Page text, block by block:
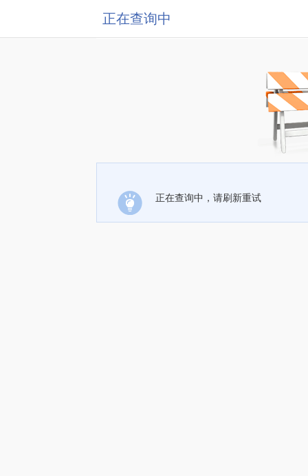
正在查询中
正在查询中，请刷新重试